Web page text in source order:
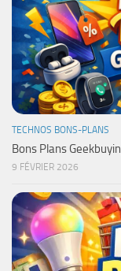
TECHNOS BONS-PLANS
Bons Plans
9 FÉVRIER 2026